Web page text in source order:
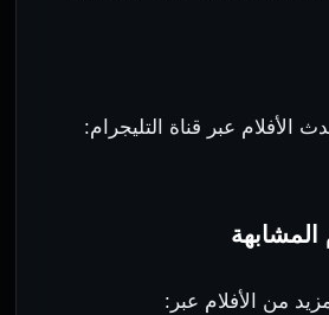
الأفلام عبر قناة التليجرام:
المشابهة
من الأفلام عبر: